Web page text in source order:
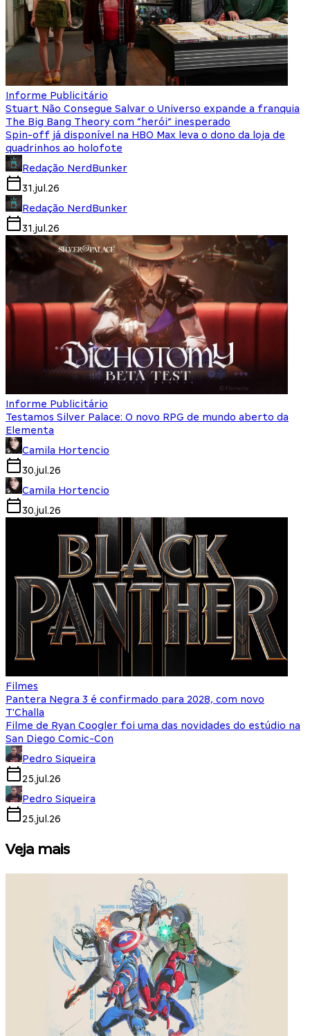
Informe Publicitário
Stuart Não Consegue Salvar o Universo expande a franquia
The Big Bang Theory com “herói” inesperado
Spin-off já disponível na HBO Max leva o dono da loja de
quadrinhos ao holofote
Redação NerdBunker
31.jul.26
Redação NerdBunker
31.jul.26
Informe Publicitário
Testamos Silver Palace: O novo RPG de mundo aberto da
Elementa
Camila Hortencio
30.jul.26
Camila Hortencio
30.jul.26
Filmes
Pantera Negra 3 é confirmado para 2028, com novo
T'Challa
Filme de Ryan Coogler foi uma das novidades do estúdio na
San Diego Comic-Con
Pedro Siqueira
25.jul.26
Pedro Siqueira
25.jul.26
Veja mais